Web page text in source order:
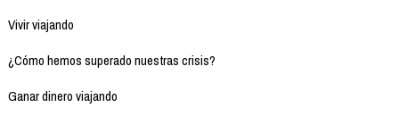
Vivir viajando
¿Cómo hemos superado nuestras crisis?
Ganar dinero viajando